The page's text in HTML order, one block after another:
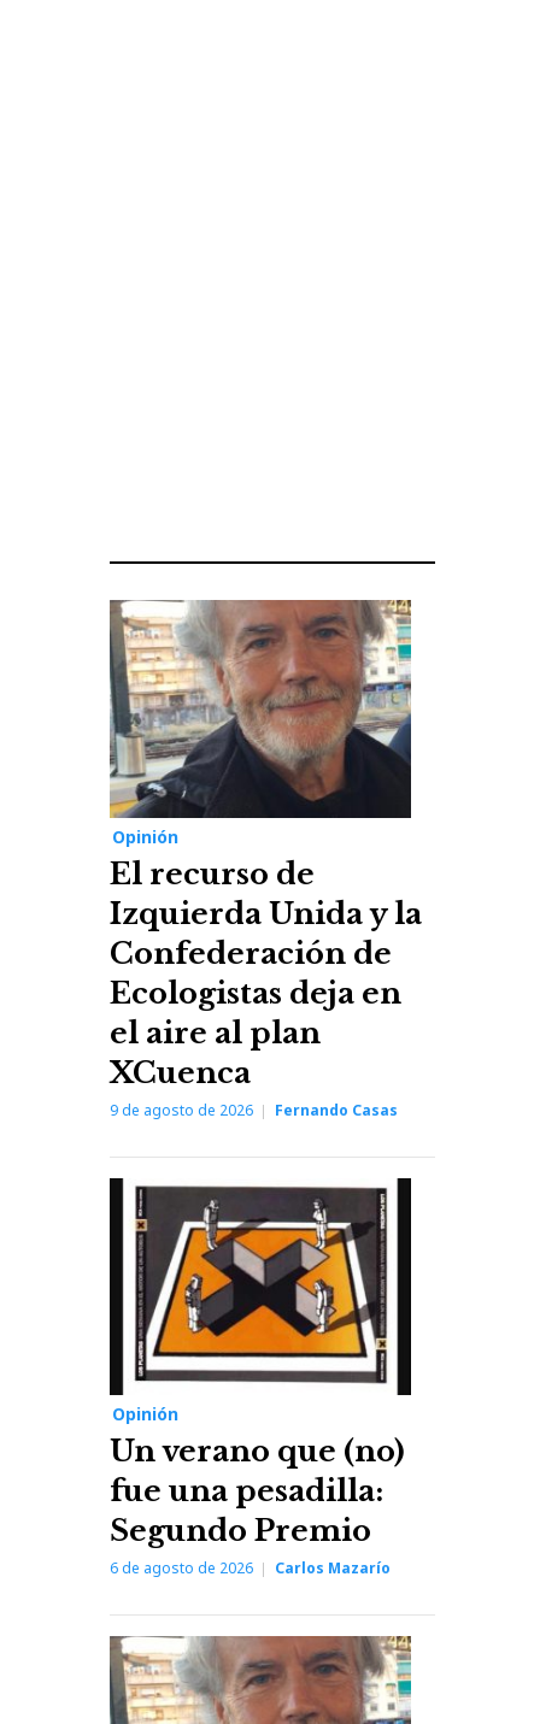
Opinión
El recurso de
Izquierda Unida y la
Confederación de
Ecologistas deja en
el aire al plan
XCuenca
9 de agosto de 2026 Fernando Casas
Opinión
Un verano que (no)
fue una pesadilla:
Segundo Premio
6 de agosto de 2026 Carlos Mazarío